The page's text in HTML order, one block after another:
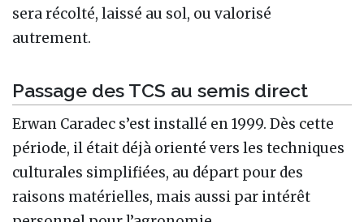
sera récolté, laissé au sol, ou valorisé
autrement.
Passage des TCS au semis direct
Erwan Caradec s’est installé en 1999. Dès cette
période, il était déjà orienté vers les techniques
culturales simplifiées, au départ pour des
raisons matérielles, mais aussi par intérêt